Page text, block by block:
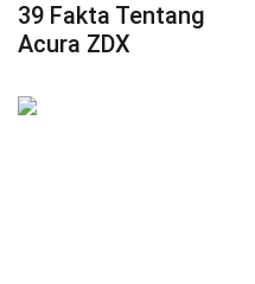
39 Fakta Tentang
Acura ZDX